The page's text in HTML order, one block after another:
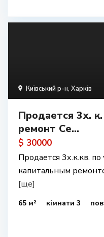
Київський р-н, Харків
Продается 3х.
ремонт Се...
$ 30000
Продается 3х.к.кв.
капитальным
[ще]
65 м² кімнати 3